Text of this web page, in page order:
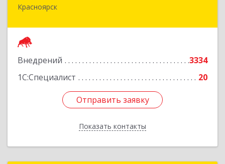
Красноярск
Внедрений
3334
1С:Специалист
20
Отправить заявку
Показать контакты
660118, Красноярский край, Красноярск г,
Отправить заявку
Назад